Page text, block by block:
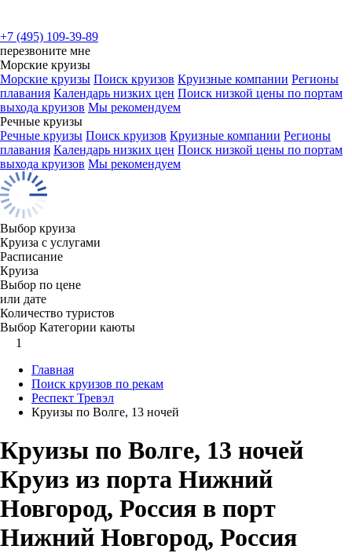
+7 (495) 109-39-89
перезвоните мне
Морские круизы
Морские круизы Поиск круизов Круизные компании Регионы
плавания Календарь низких цен Поиск низкой цены по портам
выхода круизов Мы рекомендуем
Речные круизы
Речные круизы Поиск круизов Круизные компании Регионы
плавания Календарь низких цен Поиск низкой цены по портам
выхода круизов Мы рекомендуем
Выбор круиза
Круиза с услугами
Расписание
Круиза
Выбор по цене
или дате
Количество туристов
Выбор Категории каюты
1
Главная
Поиск круизов по рекам
Респект Тревэл
Круизы по Волге, 13 ночей
Круизы по Волге, 13 ночей
Круиз из порта Нижний
Новгород, Россия в порт
Нижний Новгород, Россия